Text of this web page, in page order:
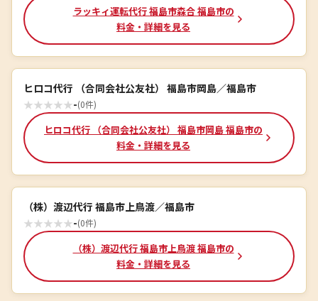
ラッキィ運転代行 福島市森合 福島市の
料金・詳細を見る
ヒロコ代行 （合同会社公友社） 福島市岡島／福島市
★★★★★-(0件)
ヒロコ代行 （合同会社公友社） 福島市岡島 福島市の
料金・詳細を見る
（株）渡辺代行 福島市上鳥渡／福島市
★★★★★-(0件)
（株）渡辺代行 福島市上鳥渡 福島市の
料金・詳細を見る